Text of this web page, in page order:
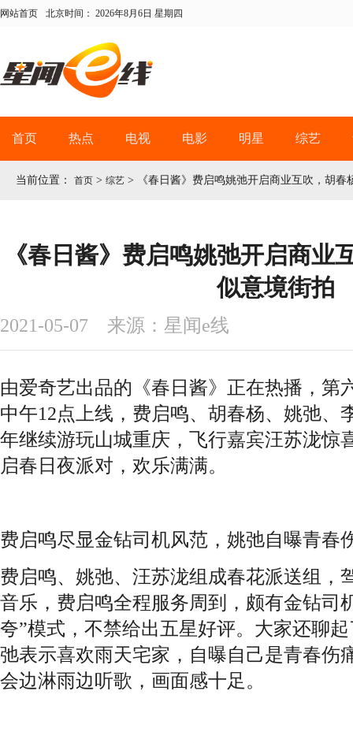
网站首页 北京时间： 2026年8月6日 星期四
首页 热点 电视 电影 明星 综艺
当前位置： 首页 > 综艺 > 《春日酱》费启鸣姚弛开启商业互吹，胡春
《春日酱》费启鸣姚弛开启商业
似意境街拍
2021-05-07 来源：星闻e线
由爱奇艺出品的《春日酱》正在热播，第
中午12点上线，费启鸣、胡春杨、姚弛、
年继续游玩山城重庆，飞行嘉宾汪苏泷惊
启春日夜派对，欢乐满满。
费启鸣尽显金钻司机风范，姚弛自曝青春
费启鸣、姚弛、汪苏泷组成春花派送组，
音乐，费启鸣全程服务周到，颇有金钻司
夸”模式，不禁给出五星好评。大家还聊
弛表示喜欢雨天宅家，自曝自己是青春伤
会边淋雨边听歌，画面感十足。